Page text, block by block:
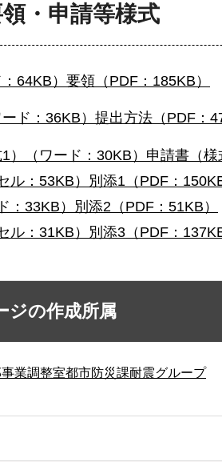
・申請等様式
64KB） 要領（PDF：185KB）
ド：36KB） 提出方法（PDF：
）（ワード：30KB） 申請書（様
ル：53KB） 別添1（PDF：150KB
：33KB） 別添2（PDF：51KB）
ル：31KB） 別添3（PDF：137KB
ジの作成所属
業調整室都市防災課耐震グループ